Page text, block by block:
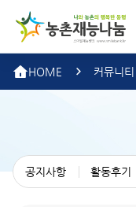
HOME 커뮤니티
공지사항 활동후기